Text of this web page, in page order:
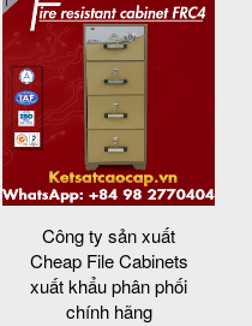
Công ty sản xuất
Cheap File Cabinets
xuất khẩu phân phối
chính hãng